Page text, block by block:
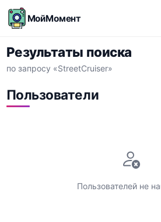
МойМомент
Результаты поиска
по запросу «StreetCruiser»
Пользователи
Пользователей не